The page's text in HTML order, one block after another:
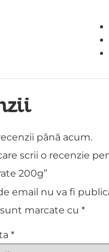
până acum.
scrii o recenzie
200g”
email nu va fi
marcate cu *
*